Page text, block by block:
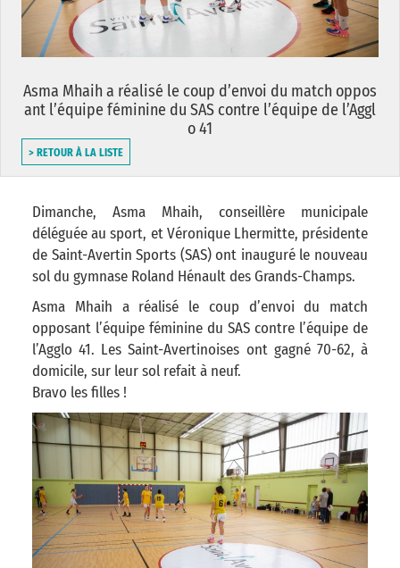
Asma Mhaih a réalisé le coup d’envoi du match oppos
ant l’équipe féminine du SAS contre l’équipe de l’Aggl
o 41
> RETOUR À LA LISTE
Dimanche, Asma Mhaih, conseillère municipale
déléguée au sport, et Véronique Lhermitte, présidente
de Saint-Avertin Sports (SAS) ont inauguré le nouveau
sol du gymnase Roland Hénault des Grands-Champs.
Asma Mhaih a réalisé le coup d’envoi du match
opposant l’équipe féminine du SAS contre l’équipe de
l’Agglo 41. Les Saint-Avertinoises ont gagné 70-62, à
domicile, sur leur sol refait à neuf.
Bravo les filles !